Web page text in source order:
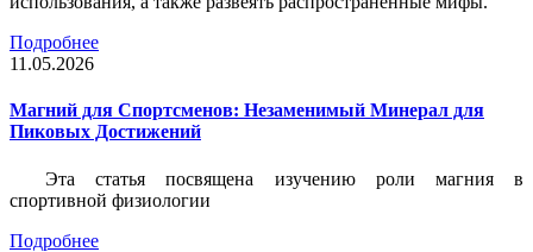
Подробнее
11.05.2026
Магний для Спортсменов: Незаменимый Минерал для
Пиковых Достижений
Эта статья посвящена изучению роли магния в
спортивной физиологии
Подробнее